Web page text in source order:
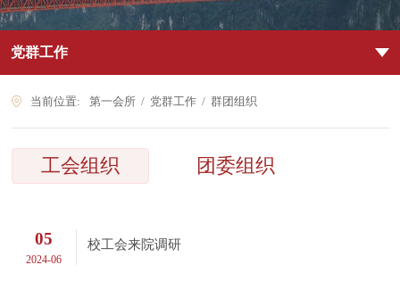
党群工作
当前位置: 第一会所 党群工作 群团组织
工会组织 团委组织
05
2024-06
校工会来院调研